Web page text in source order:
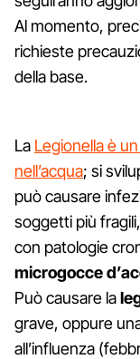
Al momento,
richieste
della base.
La Legionella è
nell’acqua; si
può causare
soggetti più
con patologie
microgocce
Può causare la
grave, oppure
all’influenza